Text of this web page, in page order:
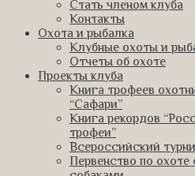
Стать членом клуба
Контакты
Охота и рыбалка
Клубные охоты и
Отчеты об охоте
Проекты клуба
Книга трофеев
“Сафари”
Книга рекордов
трофеи”
Всероссийский
Первенство по